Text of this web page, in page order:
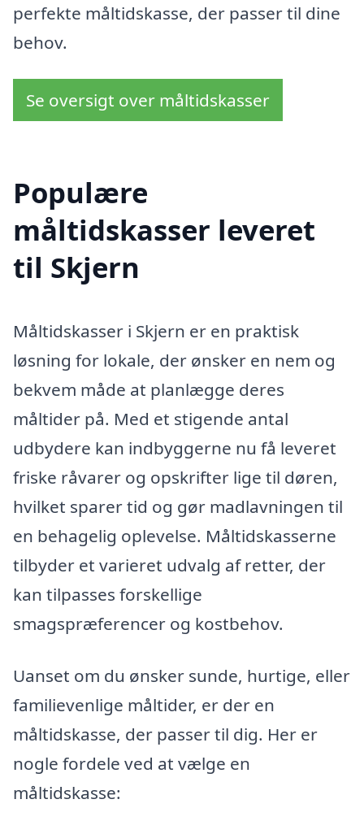
perfekte måltidskasse, der passer til dine
behov.
Se oversigt over måltidskasser
Populære
måltidskasser leveret
til Skjern
Måltidskasser i Skjern er en praktisk
løsning for lokale, der ønsker en nem og
bekvem måde at planlægge deres
måltider på. Med et stigende antal
udbydere kan indbyggerne nu få leveret
friske råvarer og opskrifter lige til døren,
hvilket sparer tid og gør madlavningen til
en behagelig oplevelse. Måltidskasserne
tilbyder et varieret udvalg af retter, der
kan tilpasses forskellige
smagspræferencer og kostbehov.
Uanset om du ønsker sunde, hurtige, eller
familievenlige måltider, er der en
måltidskasse, der passer til dig. Her er
nogle fordele ved at vælge en
måltidskasse: